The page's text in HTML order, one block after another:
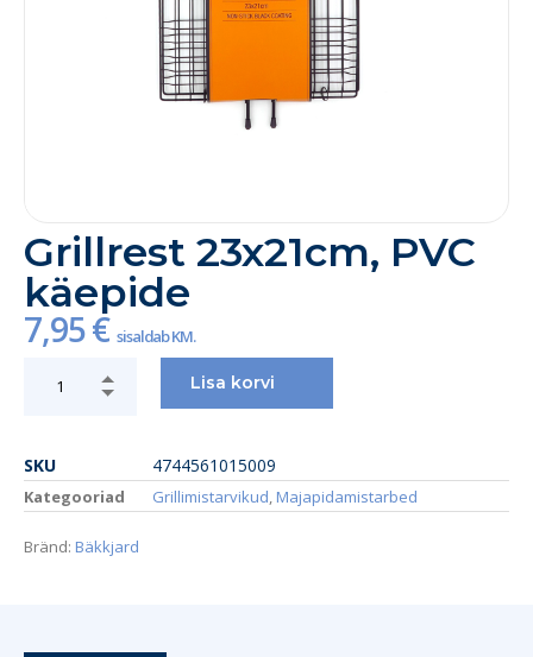
Grillrest 23x21cm, PVC
käepide
7,95€ sisaldab KM.
Lisa korvi
SKU 4744561015009
Kategooriad Grillimistarvikud Majapidamistarbed
Bränd: Bäkkjard